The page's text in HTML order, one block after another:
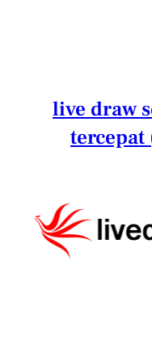
live draw
tercepat